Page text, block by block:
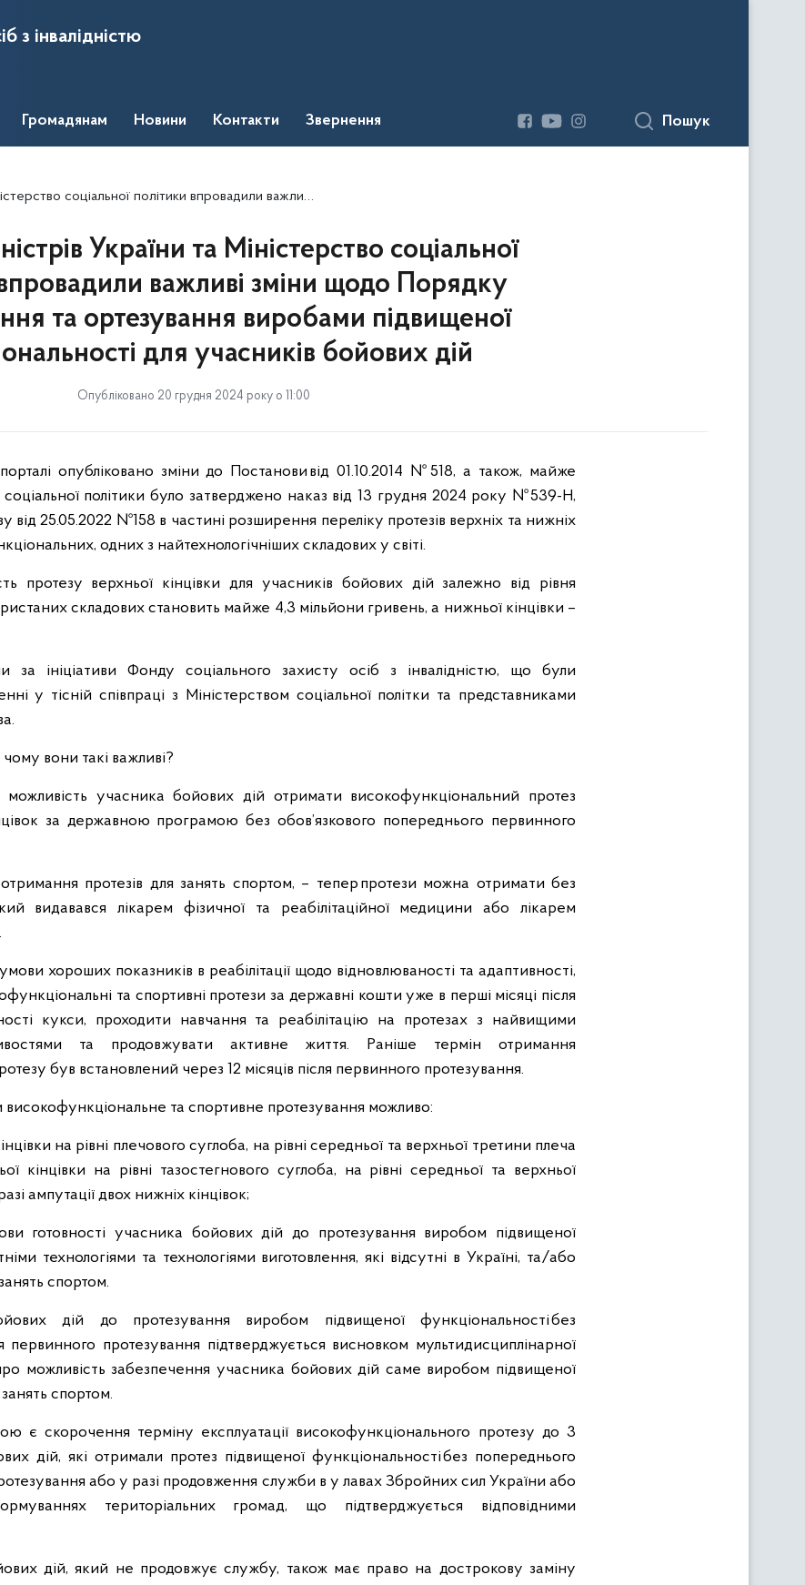
з інвалідністю
Громадянам Новини Контакти Звернення Пошук
зміни щодо Порядку протезування та ортезування виробами підвищеної функціональності для учасників бойових дій
України та Міністерство соціальної
важливі зміни щодо Порядку
та ортезування виробами підвищеної
для учасників бойових дій
Опубліковано 20 грудня 2024 року о 11:00
опубліковано зміни до Постанови від 01.10.2014 №518, а також, майже
політики було затверджено наказ від 13 грудня 2024 року №539-Н,
від 25.05.2022 №158 в частині розширення переліку протезів верхніх та нижніх
одних з найтехнологічніших складових у світі.
протезу верхньої кінцівки для учасників бойових дій залежно від рівня
складових становить майже 4,3 мільйони гривень, а нижньої кінцівки –
за ініціативи Фонду соціального захисту осіб з інвалідністю, що були
у тісній співпраці з Міністерством соціальної політки та представниками
вони такі важливі?
учасника бойових дій отримати високофункціональний протез
за державною програмою без обов’язкового попереднього первинного
протезів для занять спортом, – тепер протези можна отримати без
видавався лікарем фізичної та реабілітаційної медицини або лікарем
хороших показників в реабілітації щодо відновлюваності та адаптивності,
та спортивні протези за державні кошти уже в перші місяці після
кукси, проходити навчання та реабілітацію на протезах з найвищими
та продовжувати активне життя. Раніше термін отримання
був встановлений через 12 місяців після первинного протезування.
високофункціональне та спортивне протезування можливо:
на рівні плечового суглоба, на рівні середньої та верхньої третини плеча
кінцівки на рівні тазостегнового суглоба, на рівні середньої та верхньої
ампутації двох нижніх кінцівок;
готовності учасника бойових дій до протезування виробом підвищеної
технологіями та технологіями виготовлення, які відсутні в Україні, та/або
спортом.
дій до протезування виробом підвищеної функціональності без
протезування підтверджується висновком мультидисциплінарної
можливість забезпечення учасника бойових дій саме виробом підвищеної
спортом.
є скорочення терміну експлуатації високофункціонального протезу до 3
дій, які отримали протез підвищеної функціональності без попереднього
або у разі продовження служби в у лавах Збройних сил України або
територіальних громад, що підтверджується відповідними
дій, який не продовжує службу, також має право на дострокову заміну